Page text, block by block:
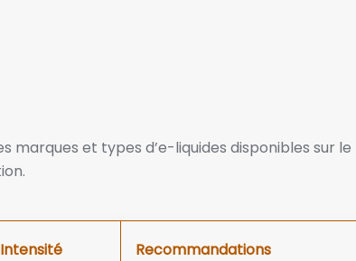
et types d’e-liquides disponibles sur
Intensité Recommandations